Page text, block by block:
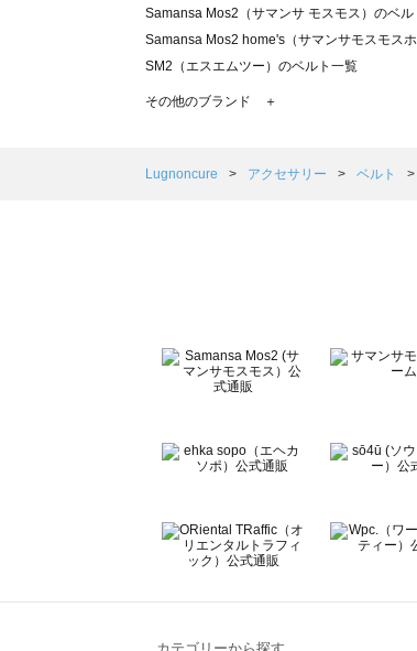
Samansa Mos2（サマンサ モスモス）のベル
Samansa Mos2 home's（サマンサモスモス
SM2（エスエムツー）のベルト一覧
TSUHARU by Samansa Mos2（ツハルバイ
Samansa Mos2 Lagom（サマンサモスモス
BETTY'S BLUE（べティーズブルー）のベル
Wpc.（ワールドパーティー）のベルト一覧
その他のブランド ＋
Lugnoncure アクセサリー ベルト